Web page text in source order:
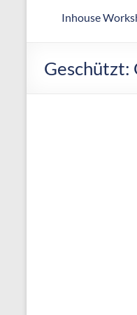
Inhouse
Geschützt: